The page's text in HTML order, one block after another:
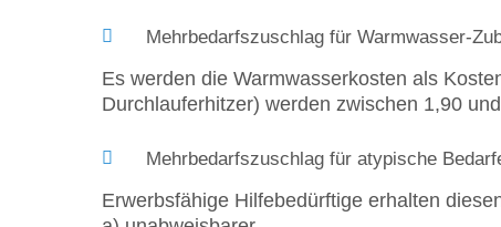
Mehrbedarfszuschlag für Warmwasser-
Es werden die Warmwasserkosten als
Durchlauferhitzer) werden zwischen 1,90
Mehrbedarfszuschlag für atypische
Erwerbsfähige Hilfebedürftige erhalten